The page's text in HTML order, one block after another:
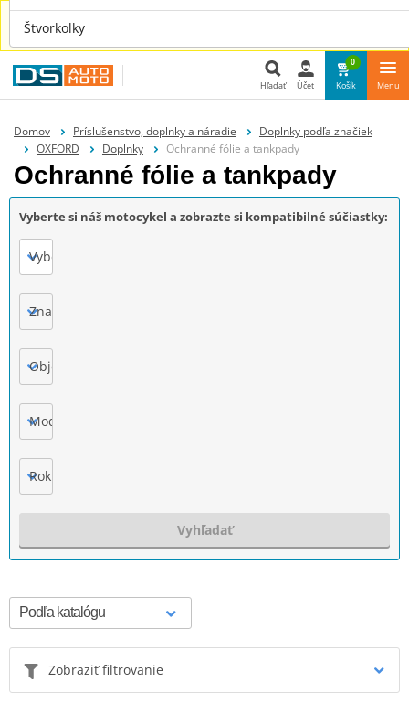
Náhradné diely aj pre tvoje auto nájdeš u nás na
www.dsauto.sk
Hľadať
Hľadať Účet
0
Košík Menu
Domov Príslušenstvo, doplnky a náradie
Doplnky podľa značiek
OXFORD
Doplnky Ochranné fólie a tankpady
Ochranné fólie a tankpady
Vyberte si náš motocykel a zobrazte si kompatibilné súčiastky:
Vyberte
Značka
Objem motora
Model
Rok výroby
Vyhľadať
Zobraziť filtrovanie
Štvorkolky